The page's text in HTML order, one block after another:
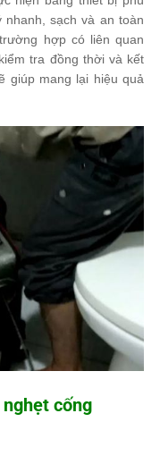
sạch và an toàn
hợp có liên quan
tra đồng thời và kết
giúp mang lại hiệu quả
cống